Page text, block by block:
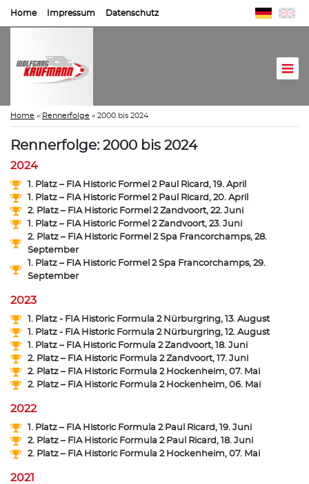
Home Impressum Datenschutz
Home » Rennerfolge » 2000 bis 2024
Rennerfolge: 2000 bis 2024
2024
1. Platz – FIA Historic Formel 2 Paul Ricard, 19. April
1. Platz – FIA Historic Formel 2 Paul Ricard, 20. April
2. Platz – FIA Historic Formel 2 Zandvoort, 22. Juni
1. Platz – FIA Historic Formel 2 Zandvoort, 23. Juni
2. Platz – FIA Historic Formel 2 Spa Francorchamps, 28.
September
1. Platz – FIA Historic Formel 2 Spa Francorchamps, 29.
September
2023
1. Platz - FIA Historic Formula 2 Nürburgring, 13. August
1. Platz - FIA Historic Formula 2 Nürburgring, 12. August
1. Platz – FIA Historic Formula 2 Zandvoort, 18. Juni
2. Platz – FIA Historic Formula 2 Zandvoort, 17. Juni
2. Platz – FIA Historic Formula 2 Hockenheim, 07. Mai
2. Platz – FIA Historic Formula 2 Hockenheim, 06. Mai
2022
1. Platz – FIA Historic Formula 2 Paul Ricard, 19. Juni
2. Platz – FIA Historic Formula 2 Paul Ricard, 18. Juni
2. Platz – FIA Historic Formula 2 Hockenheim, 07. Mai
2021